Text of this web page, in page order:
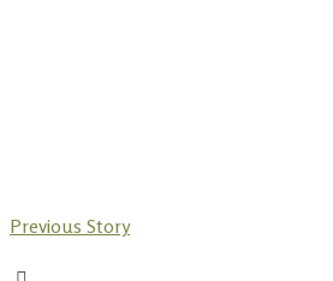
Previous Story